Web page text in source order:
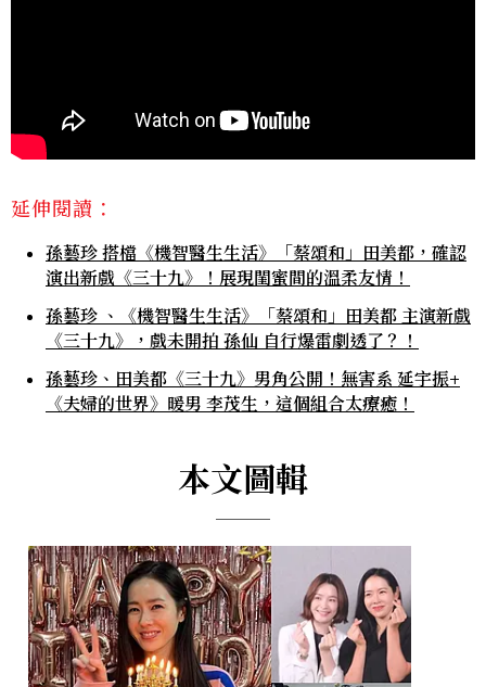
延伸閱讀：
孫藝珍 搭檔《機智醫生生活》「蔡頌和」田美都，確認
演出新戲《三十九》！展現閨蜜間的溫柔友情！
孫藝珍 、《機智醫生生活》「蔡頌和」田美都 主演新戲
《三十九》，戲未開拍 孫仙 自行爆雷劇透了？！
孫藝珍、田美都《三十九》男角公開！無害系 延宇振+
《夫婦的世界》暖男 李茂生，這個組合太療癒！
本文圖輯